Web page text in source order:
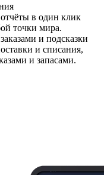
в один клик
точки мира.
и подсказки
и списания,
и запасами.